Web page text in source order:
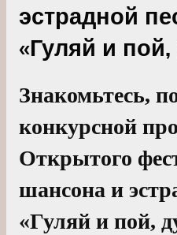
эстрадной
«Гуляй и
Знакомьтесь,
конкурсной
Открытого
шансона и
«Гуляй и пой,